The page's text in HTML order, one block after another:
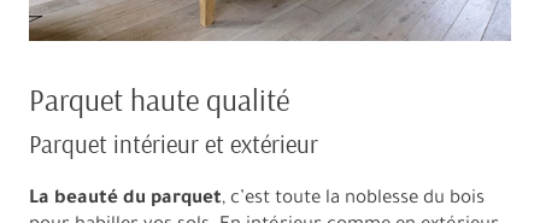
Parquet haute qualité
Parquet intérieur et extérieur
La beauté du parquet, c’est toute la noblesse du bois